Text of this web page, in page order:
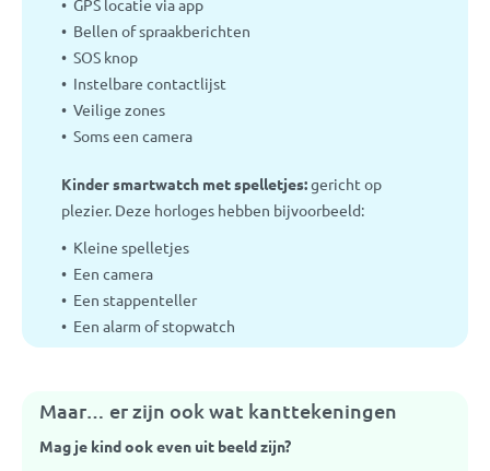
Bellen of spraakberichten
SOS knop
Instelbare contactlijst
Veilige zones
Soms een camera
Kinder smartwatch met spelletjes:gericht op
plezier. Deze horloges hebben bijvoorbeeld:
Kleine spelletjes
Een camera
Een stappenteller
Een alarm of stopwatch
Maar… er zijn ook wat kanttekeningen
Mag je kind ook even uit beeld zijn?